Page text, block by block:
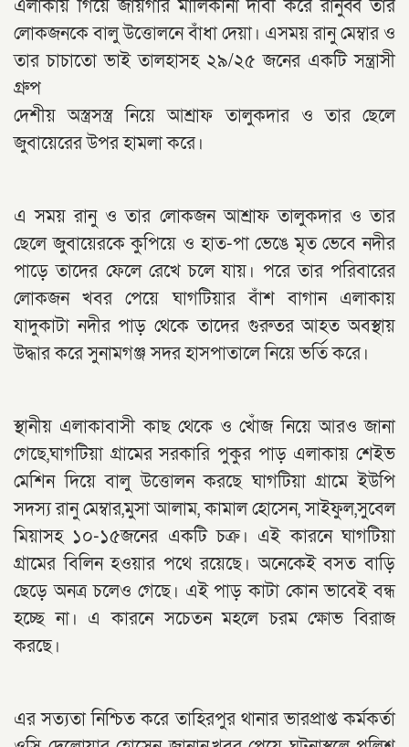
এলাকায় গিয়ে জায়গার মালিকানা দাবী করে রানুব্ব তার
লোকজনকে বালু উত্তোলনে বাঁধা দেয়া। এসময় রানু মেম্বার ও
তার চাচাতো ভাই তালহাসহ ২৯/২৫ জনের একটি সন্ত্রাসী
গ্রুপ
দেশীয় অস্ত্রসস্ত্র নিয়ে আশ্রাফ তালুকদার ও তার ছেলে
জুবায়েরের উপর হামলা করে।
এ সময় রানু ও তার লোকজন আশ্রাফ তালুকদার ও তার
ছেলে জুবায়েরকে কুপিয়ে ও হাত-পা ভেঙে মৃত ভেবে নদীর
পাড়ে তাদের ফেলে রেখে চলে যায়। পরে তার পরিবারের
লোকজন খবর পেয়ে ঘাগটিয়ার বাঁশ বাগান এলাকায়
যাদুকাটা নদীর পাড় থেকে তাদের গুরুতর আহত অবস্থায়
উদ্ধার করে সুনামগঞ্জ সদর হাসপাতালে নিয়ে ভর্তি করে।
স্থানীয় এলাকাবাসী কাছ থেকে ও খোঁজ নিয়ে আরও জানা
গেছে,ঘাগটিয়া গ্রামের সরকারি পুকুর পাড় এলাকায় শেইভ
মেশিন দিয়ে বালু উত্তোলন করছে ঘাগটিয়া গ্রামে ইউপি
সদস্য রানু মেম্বার,মুসা আলাম, কামাল হোসেন, সাইফুল,সুবেল
মিয়াসহ ১০-১৫জনের একটি চক্র। এই কারনে ঘাগটিয়া
গ্রামের বিলিন হওয়ার পথে রয়েছে। অনেকেই বসত বাড়ি
ছেড়ে অনত্র চলেও গেছে। এই পাড় কাটা কোন ভাবেই বন্ধ
হচ্ছে না। এ কারনে সচেতন মহলে চরম ক্ষোভ বিরাজ
করছে।
এর সত্যতা নিশ্চিত করে তাহিরপুর থানার ভারপ্রাপ্ত কর্মকর্তা